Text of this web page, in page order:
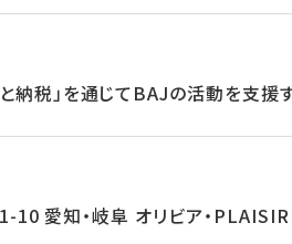
納税」を通じてBAJの活動を支援
1-10 愛知・岐阜 オリビア・